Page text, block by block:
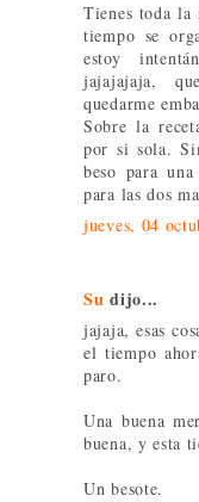
Tienes toda la
tiempo se
estoy
jajajajaja,
quedarme
Sobre la
por si sola.
beso para
para las dos
jueves, 04
Su dijo...
jajaja, esas
el tiempo
paro.
Una buena
buena, y esta
Un besote.